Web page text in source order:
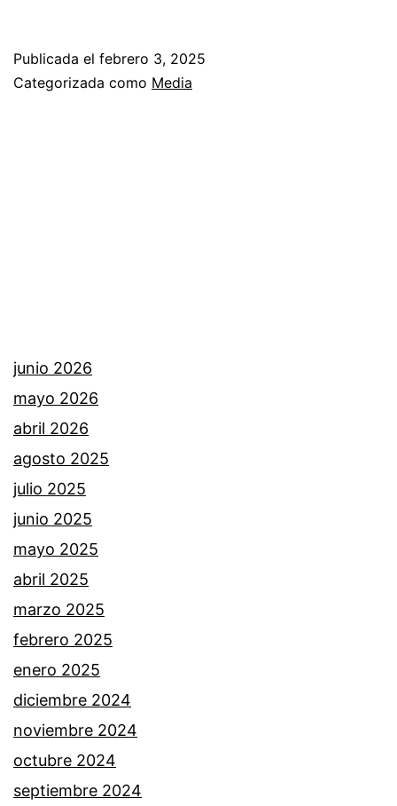
Publicada el febrero 3, 2025
Categorizada como Media
junio 2026
mayo 2026
abril 2026
agosto 2025
julio 2025
junio 2025
mayo 2025
abril 2025
marzo 2025
febrero 2025
enero 2025
diciembre 2024
noviembre 2024
octubre 2024
septiembre 2024